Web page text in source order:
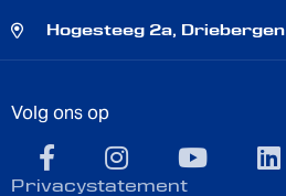
Hogesteeg 2a, Driebergen
Volg ons op
facebookinstagramyoutube
Privacystatement